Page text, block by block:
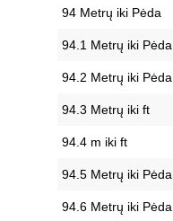
94 Metrų iki Pėda
94.1 Metrų iki Pėda
94.2 Metrų iki Pėda
94.3 Metrų iki ft
94.4 m iki ft
94.5 Metrų iki Pėda
94.6 Metrų iki Pėda